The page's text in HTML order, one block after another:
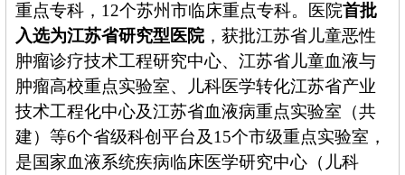
重点专科，12个苏州市临床重点专科。 医院首批
入选为江苏省研究型医院 ，获批江苏省儿童恶性
肿瘤诊疗技术工程研究中心、江苏省儿童血液与
肿瘤高校重点实验室、儿科医学转化江苏省产业
技术工程化中心及江苏省血液病重点实验室（共
建）等6个省级科创平台及15个市级重点实验室，
是国家血液系统疾病临床医学研究中心（儿科